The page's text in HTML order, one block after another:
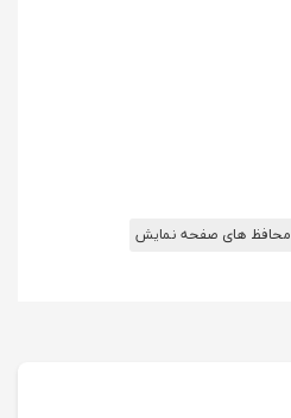
محافظ های صفحه نمایش